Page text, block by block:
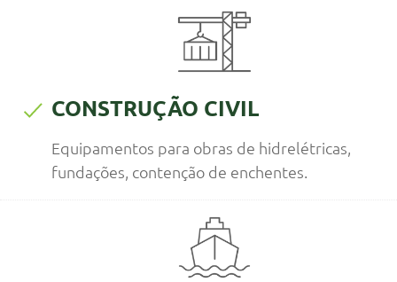
CONSTRUÇÃO CIVIL
Equipamentos para obras de hidrelétricas,
fundações, contenção de enchentes.